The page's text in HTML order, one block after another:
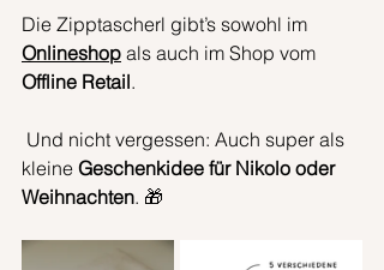
Die Zipptascherl gibt’s sowohl im
Onlineshop als auch im Shop vom
Offline Retail.
kleine Geschenkidee für Nikolo oder
Weihnachten. 🎁